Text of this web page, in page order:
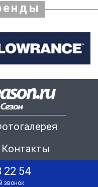
Контакты
22 54
звонок